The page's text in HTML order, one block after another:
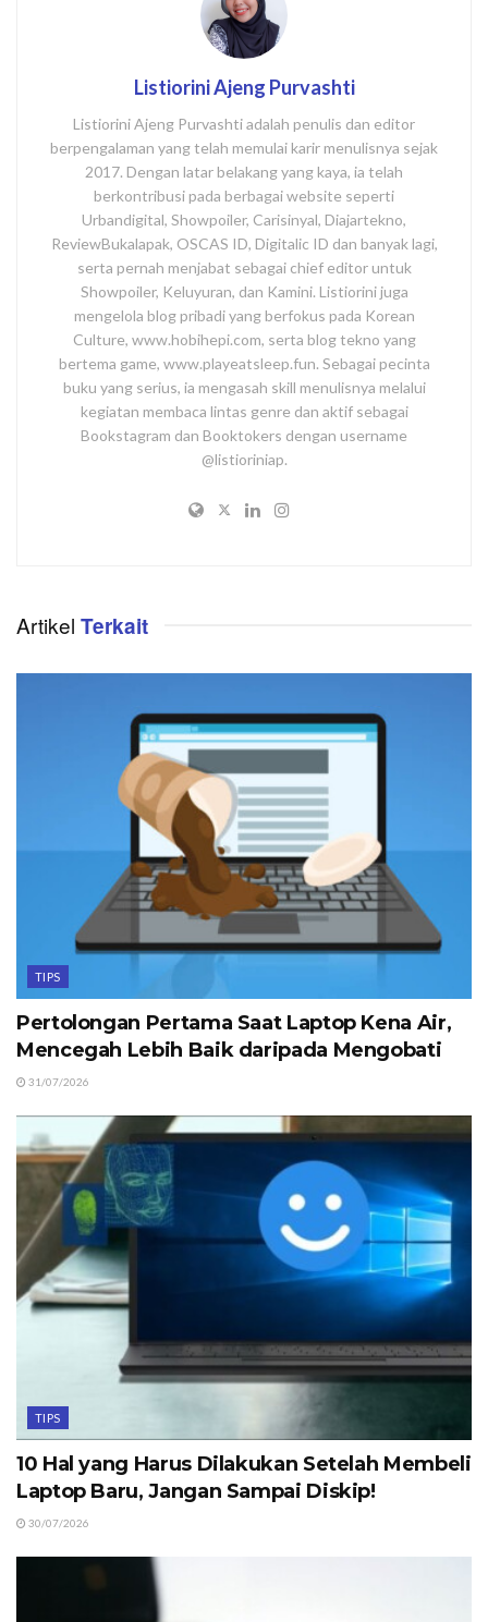
Listiorini Ajeng Purvashti
Listiorini Ajeng Purvashti adalah penulis dan editor
berpengalaman yang telah memulai karir menulisnya sejak
2017. Dengan latar belakang yang kaya, ia telah
berkontribusi pada berbagai website seperti
Urbandigital, Showpoiler, Carisinyal, Diajartekno,
ReviewBukalapak, OSCAS ID, Digitalic ID dan banyak lagi,
serta pernah menjabat sebagai chief editor untuk
Showpoiler, Keluyuran, dan Kamini. Listiorini juga
mengelola blog pribadi yang berfokus pada Korean
Culture, www.hobihepi.com, serta blog tekno yang
bertema game, www.playeatsleep.fun. Sebagai pecinta
buku yang serius, ia mengasah skill menulisnya melalui
kegiatan membaca lintas genre dan aktif sebagai
Bookstagram dan Booktokers dengan username
@listioriniap.
Artikel Terkait
TIPS
Pertolongan Pertama Saat Laptop Kena Air,
Mencegah Lebih Baik daripada Mengobati
31/07/2026
TIPS
10 Hal yang Harus Dilakukan Setelah Membeli
Laptop Baru, Jangan Sampai Diskip!
30/07/2026